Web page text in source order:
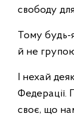
свободу
Тому будь-
й не
І нехай
Федерації.
своє, що